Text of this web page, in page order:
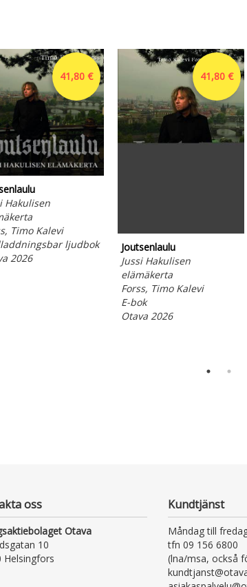
41,80 €
Hakulisen
Timo Kalevi
ljudbok
2026
41,80 €
Joutsenlaulu
Jussi Hakulisen
elämäkerta
Forss, Timo Kalevi
E-bok
Otava 2026
oss
Otava
10
Helsingfors
Kundtjänst
Måndag till
tfn 09 156 6800
(lna/msa, också